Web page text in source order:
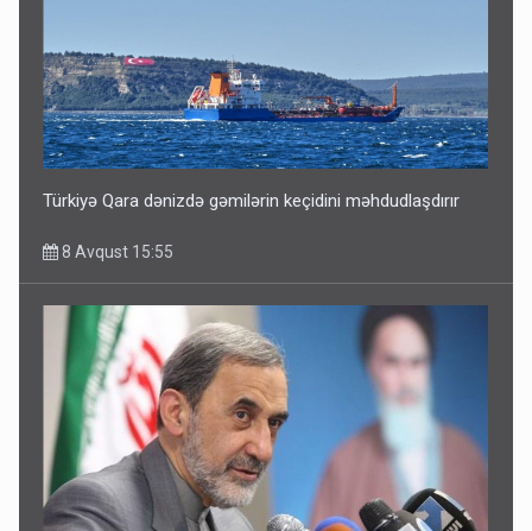
Türkiyə Qara dənizdə gəmilərin keçidini məhdudlaşdırır
8 Avqust 15:55